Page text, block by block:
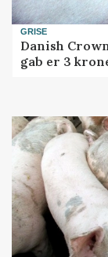
GRISE
Danish
gab er 3